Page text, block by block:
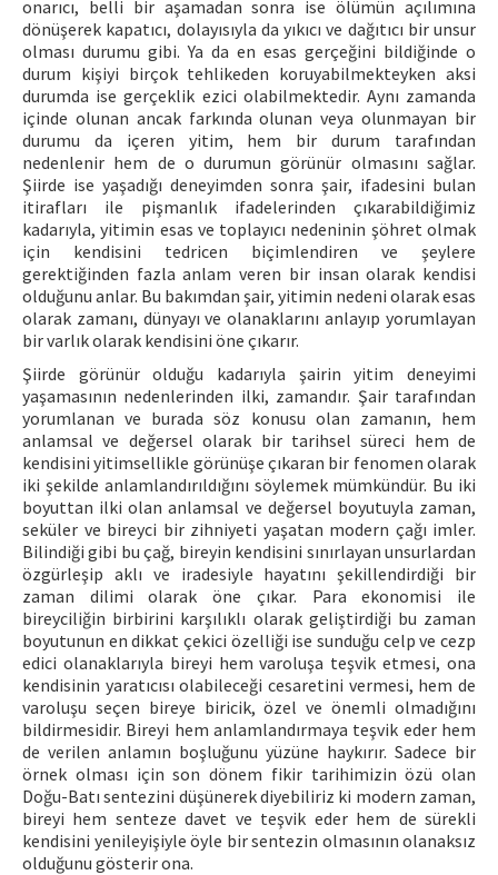
onarıcı, belli bir aşamadan sonra ise ölümün açılımına
dönüşerek kapatıcı, dolayısıyla da yıkıcı ve dağıtıcı bir unsur
olması durumu gibi. Ya da en esas gerçeğini bildiğinde o
durum kişiyi birçok tehlikeden koruyabilmekteyken aksi
durumda ise gerçeklik ezici olabilmektedir. Aynı zamanda
içinde olunan ancak farkında olunan veya olunmayan bir
durumu da içeren yitim, hem bir durum tarafından
nedenlenir hem de o durumun görünür olmasını sağlar.
Şiirde ise yaşadığı deneyimden sonra şair, ifadesini bulan
itirafları ile pişmanlık ifadelerinden çıkarabildiğimiz
kadarıyla, yitimin esas ve toplayıcı nedeninin şöhret olmak
için kendisini tedricen biçimlendiren ve şeylere
gerektiğinden fazla anlam veren bir insan olarak kendisi
olduğunu anlar. Bu bakımdan şair, yitimin nedeni olarak esas
olarak zamanı, dünyayı ve olanaklarını anlayıp yorumlayan
bir varlık olarak kendisini öne çıkarır.
Şiirde görünür olduğu kadarıyla şairin yitim deneyimi
yaşamasının nedenlerinden ilki, zamandır. Şair tarafından
yorumlanan ve burada söz konusu olan zamanın, hem
anlamsal ve değersel olarak bir tarihsel süreci hem de
kendisini yitimsellikle görünüşe çıkaran bir fenomen olarak
iki şekilde anlamlandırıldığını söylemek mümkündür. Bu iki
boyuttan ilki olan anlamsal ve değersel boyutuyla zaman,
seküler ve bireyci bir zihniyeti yaşatan modern çağı imler.
Bilindiği gibi bu çağ, bireyin kendisini sınırlayan unsurlardan
özgürleşip aklı ve iradesiyle hayatını şekillendirdiği bir
zaman dilimi olarak öne çıkar. Para ekonomisi ile
bireyciliğin birbirini karşılıklı olarak geliştirdiği bu zaman
boyutunun en dikkat çekici özelliği ise sunduğu celp ve cezp
edici olanaklarıyla bireyi hem varoluşa teşvik etmesi, ona
kendisinin yaratıcısı olabileceği cesaretini vermesi, hem de
varoluşu seçen bireye biricik, özel ve önemli olmadığını
bildirmesidir. Bireyi hem anlamlandırmaya teşvik eder hem
de verilen anlamın boşluğunu yüzüne haykırır. Sadece bir
örnek olması için son dönem fikir tarihimizin özü olan
Doğu-Batı sentezini düşünerek diyebiliriz ki modern zaman,
bireyi hem senteze davet ve teşvik eder hem de sürekli
kendisini yenileyişiyle öyle bir sentezin olmasının olanaksız
olduğunu gösterir ona.